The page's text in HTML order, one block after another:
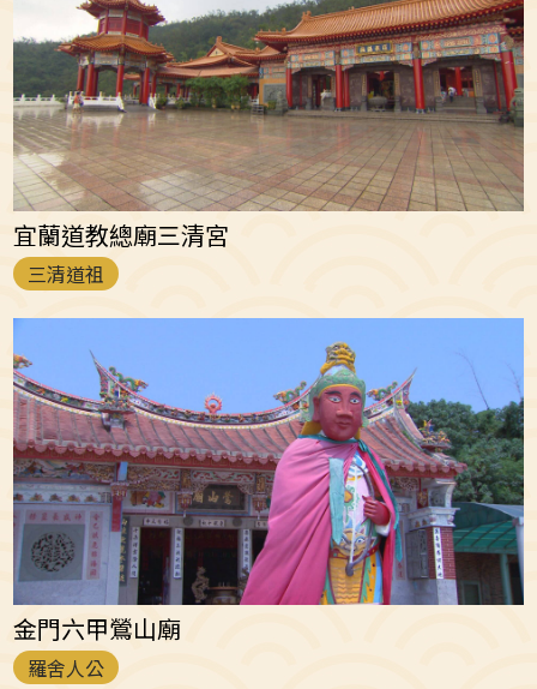
宜蘭道教總廟三清宮
三清道祖
金門六甲鶯山廟
羅舍人公